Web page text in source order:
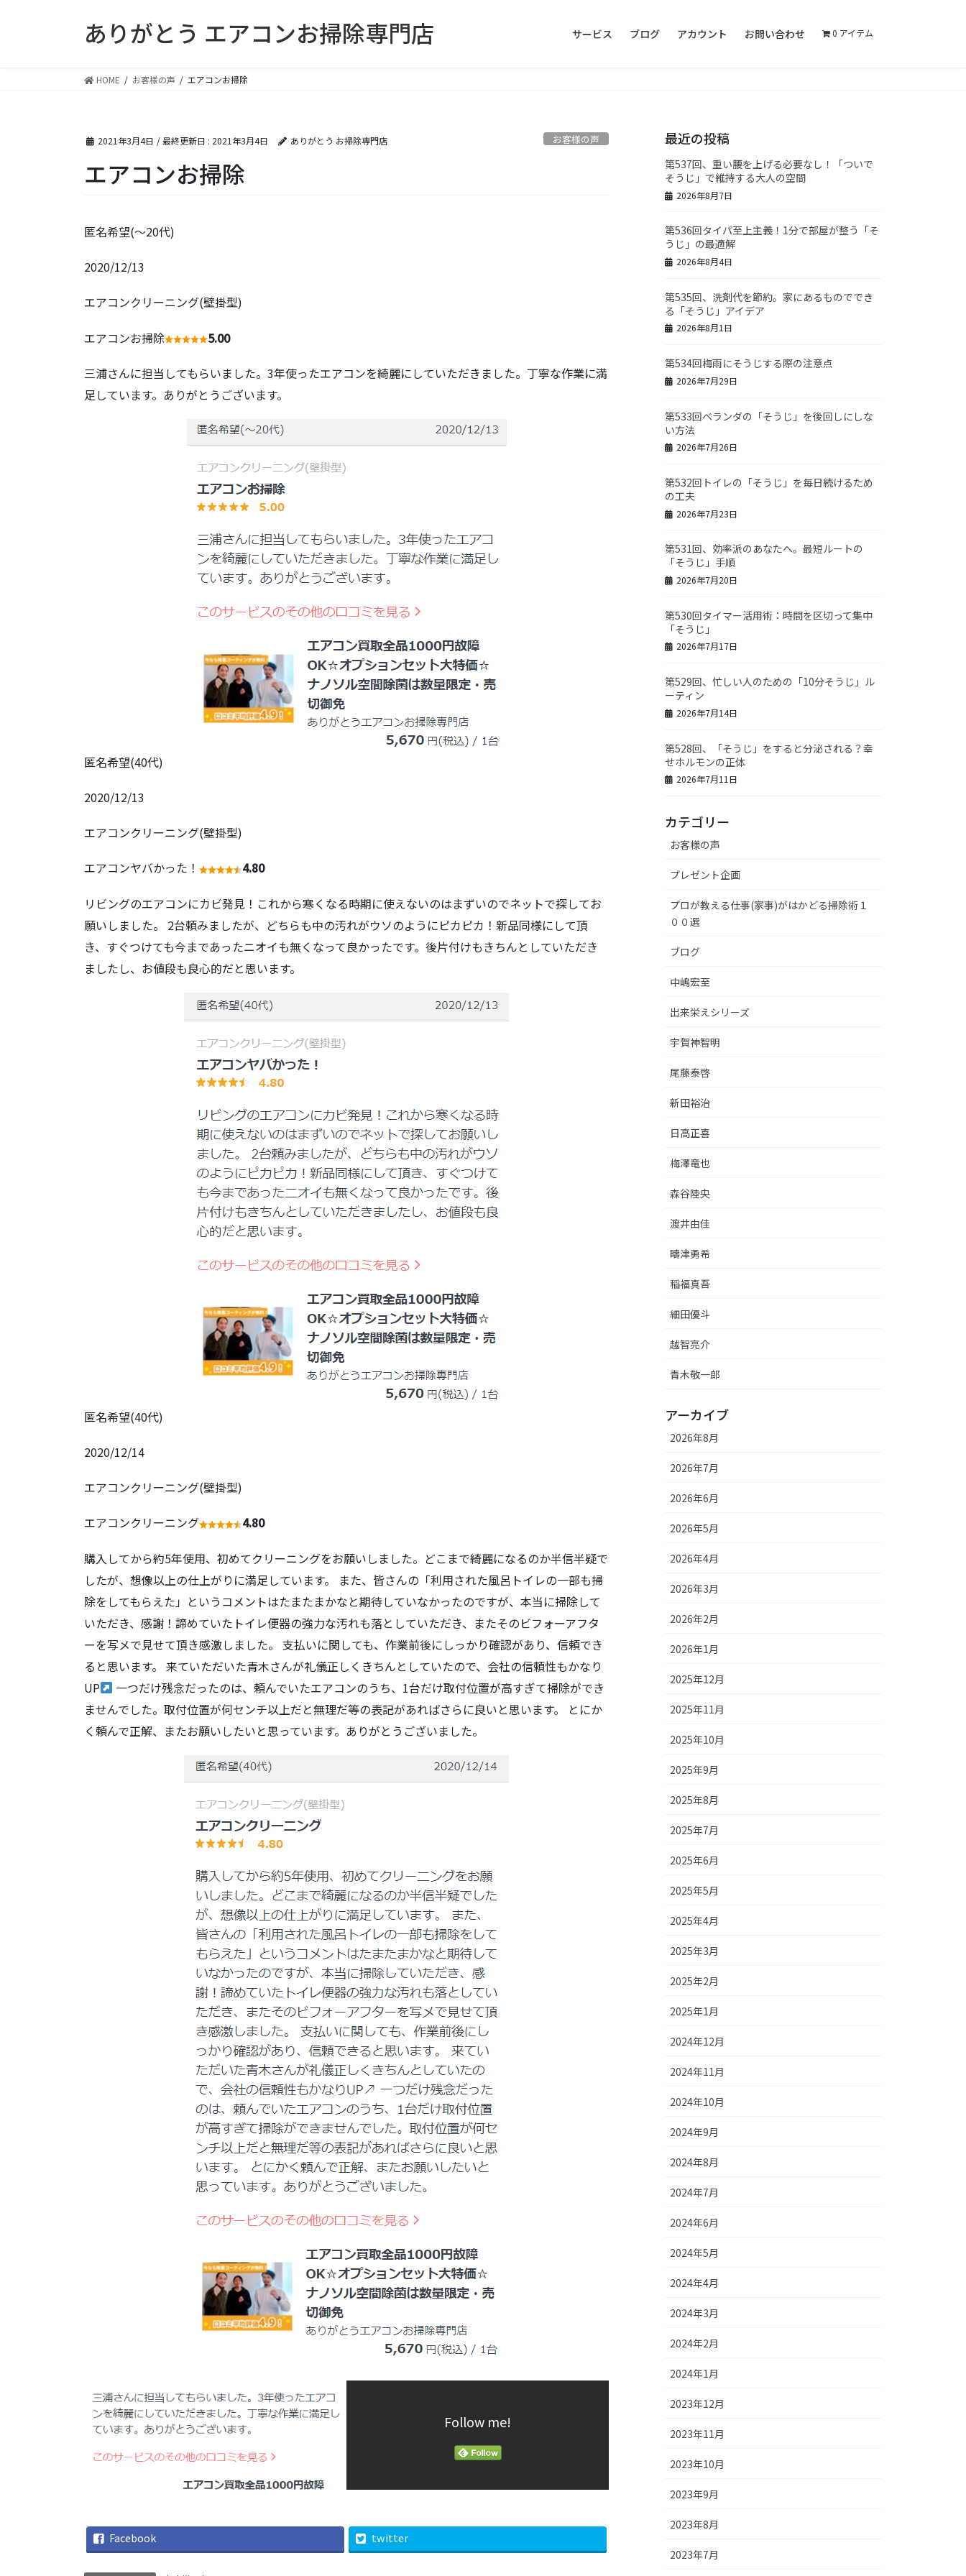
ありがとう エアコンお掃除専門店 サービス ブログ アカウント お問い合わせ 0 アイテム
HOME お客様の声 エアコンお掃除
2021年3月4日 / 最終更新日 : 2021年3月4日 ありがとう お掃除専門店 お客様の声
エアコンお掃除
匿名希望(〜20代)
2020/12/13
エアコンクリーニング(壁掛型)
エアコンお掃除 5.00
三浦さんに担当してもらいました。3年使ったエアコンを綺麗にしていただきました。丁寧な作業に満
足しています。ありがとうございます。
匿名希望(40代)
2020/12/13
エアコンクリーニング(壁掛型)
エアコンヤバかった！ 4.80
リビングのエアコンにカビ発見！これから寒くなる時期に使えないのはまずいのでネットで探してお
願いしました。 2台頼みましたが、どちらも中の汚れがウソのようにピカピカ！新品同様にして頂
き、すぐつけても今まであったニオイも無くなって良かったです。後片付けもきちんとしていただき
ましたし、お値段も良心的だと思います。
匿名希望(40代)
2020/12/14
エアコンクリーニング(壁掛型)
エアコンクリーニング 4.80
購入してから約5年使用、初めてクリーニングをお願いしました。どこまで綺麗になるのか半信半疑で
したが、想像以上の仕上がりに満足しています。 また、皆さんの「利用された風呂トイレの一部も掃
除をしてもらえた」というコメントはたまたまかなと期待していなかったのですが、本当に掃除して
いただき、感謝！諦めていたトイレ便器の強力な汚れも落としていただき、またそのビフォーアフタ
ーを写メで見せて頂き感激しました。 支払いに関しても、作業前後にしっかり確認があり、信頼でき
ると思います。 来ていただいた青木さんが礼儀正しくきちんとしていたので、会社の信頼性もかなり
UP
一つだけ残念だったのは、頼んでいたエアコンのうち、1台だけ取付位置が高すぎて掃除ができ
ませんでした。取付位置が何センチ以上だと無理だ等の表記があればさらに良いと思います。 とにか
く頼んで正解、またお願いしたいと思っています。ありがとうございました。
Follow me!
Facebook twitter
最近の投稿
第537回、重い腰を上げる必要なし！「ついで
そうじ」で維持する大人の空間
2026年8月7日
第536回タイパ至上主義！1分で部屋が整う「そ
うじ」の最適解
2026年8月4日
第535回、洗剤代を節約。家にあるものででき
る「そうじ」アイデア
2026年8月1日
第534回梅雨にそうじする際の注意点
2026年7月29日
第533回ベランダの「そうじ」を後回しにしな
い方法
2026年7月26日
第532回トイレの「そうじ」を毎日続けるため
の工夫
2026年7月23日
第531回、効率派のあなたへ。最短ルートの
「そうじ」手順
2026年7月20日
第530回タイマー活用術：時間を区切って集中
「そうじ」
2026年7月17日
第529回、忙しい人のための「10分そうじ」ル
ーティン
2026年7月14日
第528回、「そうじ」をすると分泌される？幸
せホルモンの正体
2026年7月11日
カテゴリー
お客様の声
プレゼント企画
プロが教える仕事(家事)がはかどる掃除術１
００選
ブログ
中嶋宏至
出来栄えシリーズ
宇賀神智明
尾藤泰啓
新田裕治
日高正喜
梅澤竜也
森谷陸央
渡井由佳
疇津勇希
稲福真吾
細田優斗
越智亮介
青木敬一郎
アーカイブ
2026年8月
2026年7月
2026年6月
2026年5月
2026年4月
2026年3月
2026年2月
2026年1月
2025年12月
2025年11月
2025年10月
2025年9月
2025年8月
2025年7月
2025年6月
2025年5月
2025年4月
2025年3月
2025年2月
2025年1月
2024年12月
2024年11月
2024年10月
2024年9月
2024年8月
2024年7月
2024年6月
2024年5月
2024年4月
2024年3月
2024年2月
2024年1月
2023年12月
2023年11月
2023年10月
2023年9月
2023年8月
2023年7月